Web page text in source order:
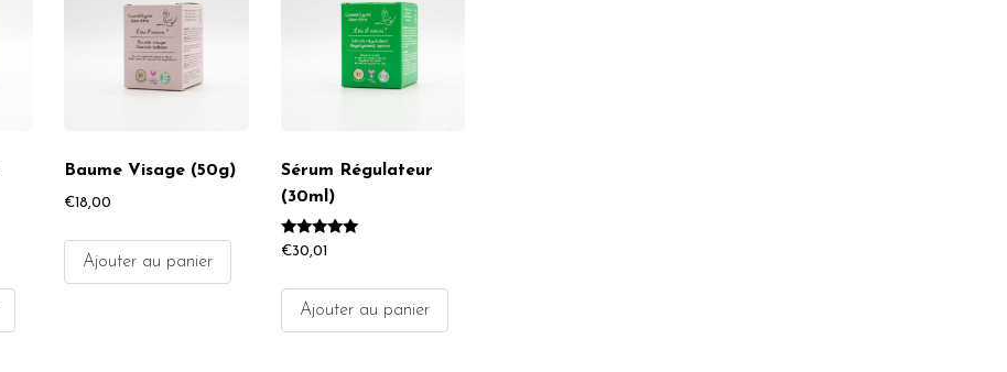
Baume Visage (50g)
€18,00
Ajouter au panier
Sérum Régulateur
(30ml)
Note
€30,01
Ajouter au panier